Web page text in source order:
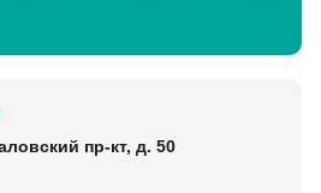
пр-кт, д. 50